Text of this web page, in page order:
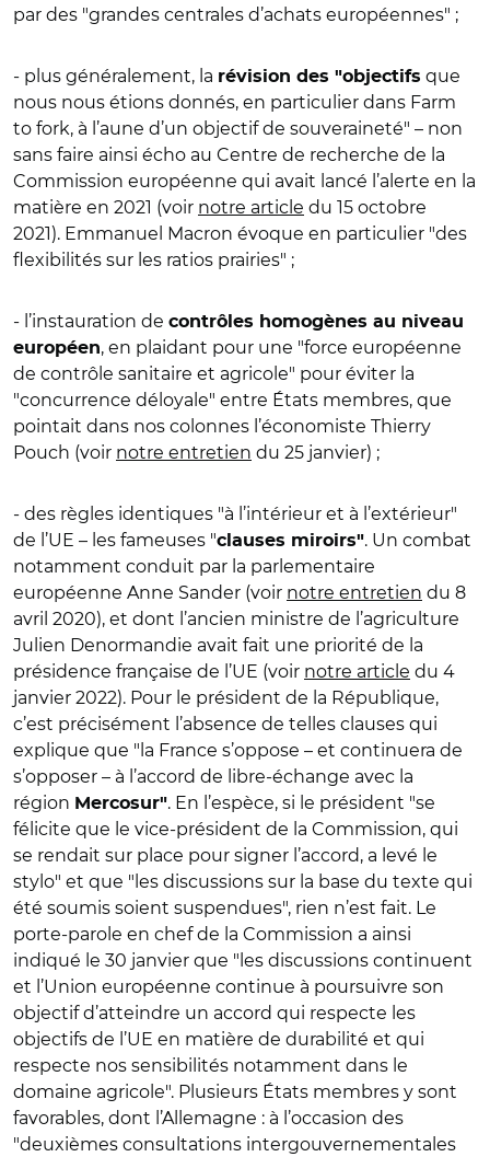
par des "grandes centrales d’achats européennes" ;
- plus généralement, la révision des "objectifs que
nous nous étions donnés, en particulier dans Farm
to fork, à l’aune d’un objectif de souveraineté" – non
sans faire ainsi écho au Centre de recherche de la
Commission européenne qui avait lancé l’alerte en la
matière en 2021 (voir notre article du 15 octobre
2021). Emmanuel Macron évoque en particulier "des
flexibilités sur les ratios prairies" ;
- l’instauration de contrôles homogènes au niveau
européen, en plaidant pour une "force européenne
de contrôle sanitaire et agricole" pour éviter la
"concurrence déloyale" entre États membres, que
pointait dans nos colonnes l’économiste Thierry
Pouch (voir notre entretien du 25 janvier) ;
- des règles identiques "à l’intérieur et à l’extérieur"
de l’UE – les fameuses "clauses miroirs". Un combat
notamment conduit par la parlementaire
européenne Anne Sander (voir notre entretien du 8
avril 2020), et dont l’ancien ministre de l’agriculture
Julien Denormandie avait fait une priorité de la
présidence française de l’UE (voir notre article du 4
janvier 2022). Pour le président de la République,
c’est précisément l’absence de telles clauses qui
explique que "la France s’oppose – et continuera de
s’opposer – à l’accord de libre-échange avec la
région Mercosur". En l’espèce, si le président "se
félicite que le vice-président de la Commission, qui
se rendait sur place pour signer l’accord, a levé le
stylo" et que "les discussions sur la base du texte qui
été soumis soient suspendues", rien n’est fait. Le
porte-parole en chef de la Commission a ainsi
indiqué le 30 janvier que "les discussions continuent
et l’Union européenne continue à poursuivre son
objectif d’atteindre un accord qui respecte les
objectifs de l’UE en matière de durabilité et qui
respecte nos sensibilités notamment dans le
domaine agricole". Plusieurs États membres y sont
favorables, dont l’Allemagne : à l’occasion des
"deuxièmes consultations intergouvernementales